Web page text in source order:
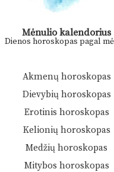
Mėnulio kalendorius
Dienos horoskopas pagal
Akmenų horoskopas
Dievybių horoskopas
Erotinis horoskopas
Kelionių horoskopas
Medžių horoskopas
Mitybos horoskopas